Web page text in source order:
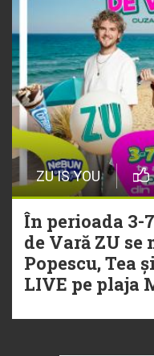
ZU IS YOU
În perioada
de Vară ZU
Popescu, Tea
LIVE pe plaja